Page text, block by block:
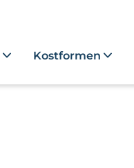
Kostformen